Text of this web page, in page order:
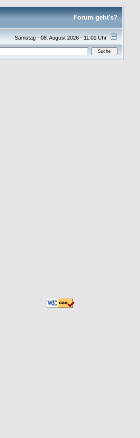
Forum geht's?
Samstag - 08. August 2026 - 11:01 Uhr